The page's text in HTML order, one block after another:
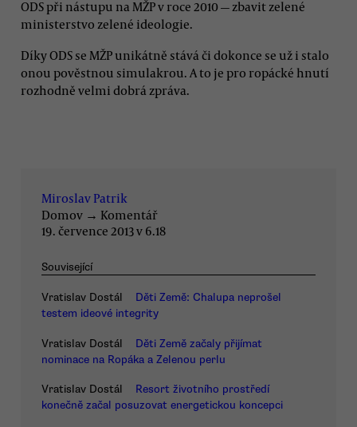
ODS při nástupu na MŽP v roce 2010 — zbavit zelené
ministerstvo zelené ideologie.
Díky ODS se MŽP unikátně stává či dokonce se už i stalo
onou pověstnou simulakrou. A to je pro ropácké hnutí
rozhodně velmi dobrá zpráva.
Miroslav Patrik
Domov → Komentář
19. července 2013 v 6.18
Související
Vratislav Dostál
Děti Země: Chalupa neprošel
testem ideové integrity
Vratislav Dostál
Děti Země začaly přijímat
nominace na Ropáka a Zelenou perlu
Vratislav Dostál
Resort životního prostředí
konečně začal posuzovat energetickou koncepci